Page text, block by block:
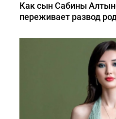
Как сын Сабины
переживает развод